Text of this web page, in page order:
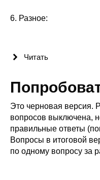
Inforum
Ученый совет
Материалы
6. Разное:
Читать
Это черновая версия.
вопросов выключена,
правильные ответы
Вопросы в итоговой
по одному вопросу за